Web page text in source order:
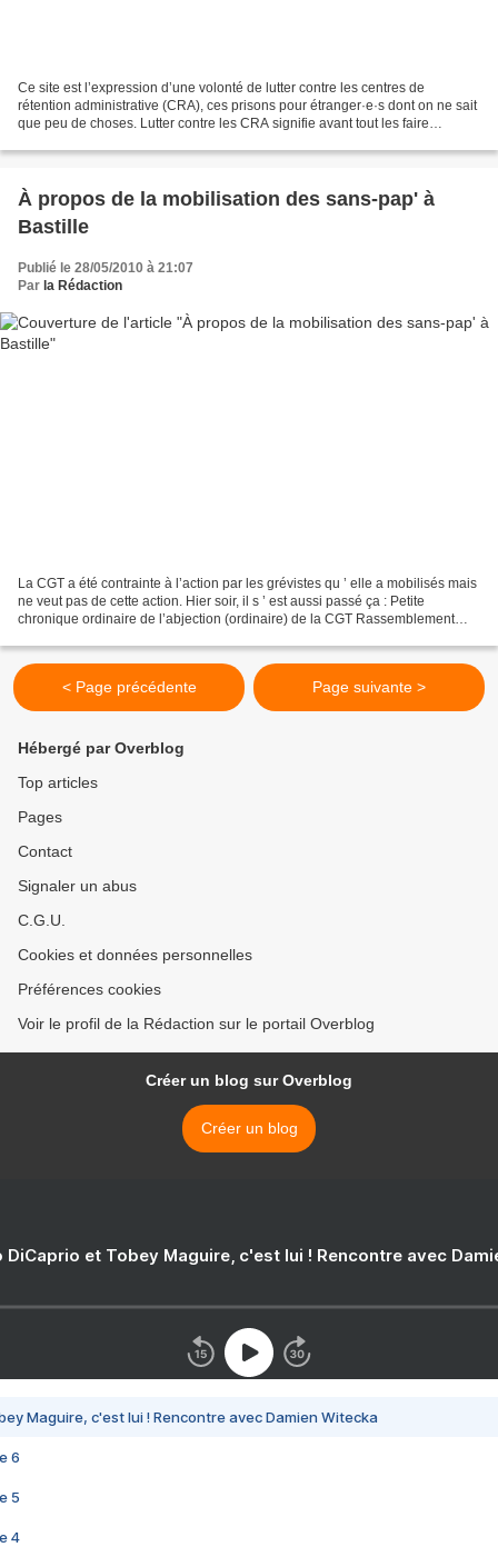
Ce site est l’expression d’une volonté de lutter contre les centres de
rétention administrative (CRA), ces prisons pour étranger·e·s dont on ne sait
que peu de choses. Lutter contre les CRA signifie avant tout les faire
À propos de la mobilisation des sans-pap' à
Bastille
Publié le 28/05/2010 à 21:07
Par la Rédaction
La CGT a été contrainte à l’action par les grévistes qu ’ elle a mobilisés mais
ne veut pas de cette action. Hier soir, il s ’ est aussi passé ça : Petite
chronique ordinaire de l’abjection (ordinaire) de la CGT Rassemblement
< Page précédente Page suivante >
Hébergé par Overblog
Top articles
Pages
Contact
Signaler un abus
C.G.U.
Cookies et données personnelles
Préférences cookies
Voir le profil de la Rédaction sur le portail Overblog
Créer un blog sur Overblog
Créer un blog
DiCaprio et Tobey Maguire, c'est lui ! Rencontre avec
Maguire, c'est lui ! Rencontre avec Damien Witecka
6
5
4